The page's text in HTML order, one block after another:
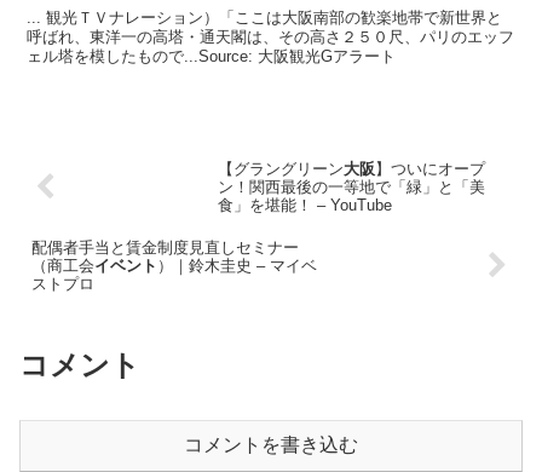
22 …
... 観光ＴＶナレーション）「ここは大阪南部の歓楽地帯で新世界と
呼ばれ、東洋一の高塔・通天閣は、その高さ２５０尺、パリのエッフ
ェル塔を模したもので...Source: 大阪観光Gアラート
【グラングリーン大阪】ついにオープ
ン！関西最後の一等地で「緑」と「美
食」を堪能！ – YouTube
配偶者手当と賃金制度見直しセミナー
（商工会イベント ）｜鈴木圭史 – マイベ
ストプロ
コメント
コメントを書き込む